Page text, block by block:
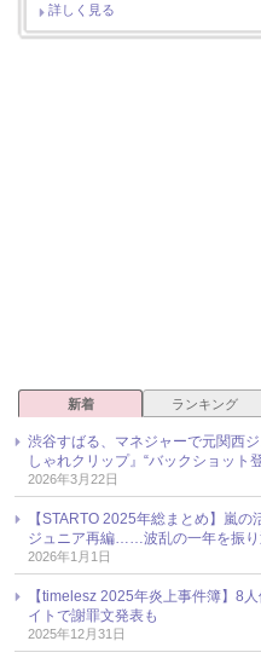
詳しく見る
新着 ランキング
渋谷すばる、マネジャーで元関西
しゃれクリップ』“バックショット
2026年3月22日
【STARTO 2025年総まとめ】嵐の
ジュニア再編……波乱の一年を振り
2026年1月1日
【timelesz 2025年炎上事件簿】8
イトで謝罪文発表も
2025年12月31日